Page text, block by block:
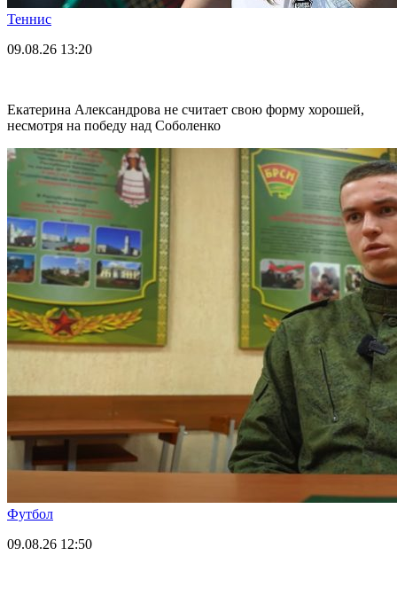
Теннис
09.08.26 13:20
Екатерина Александрова не считает свою форму хорошей,
несмотря на победу над Соболенко
Футбол
09.08.26 12:50